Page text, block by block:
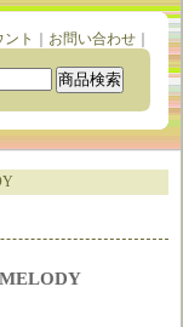
ト お問い合わせ｜